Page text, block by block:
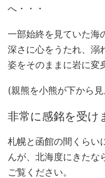
へ・・・
一部始終を見ていた海
深さに心をうたれ、溺
姿をそのままに岩に変
(親熊を小熊が下から見
非常に感銘を受け
札幌と函館の間くらい
んが、北海度にきたな
ご覧ください。